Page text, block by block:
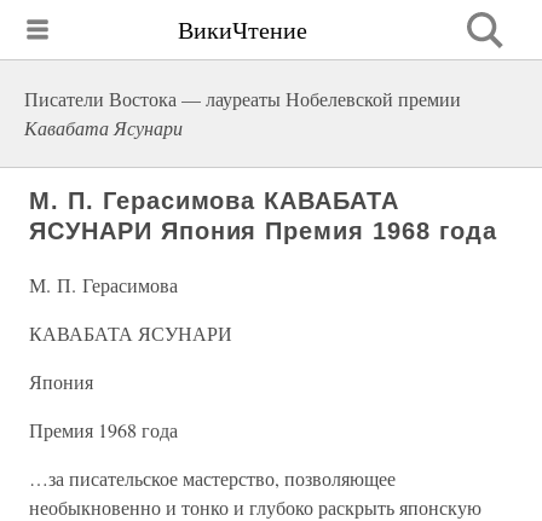
ВикиЧтение
Писатели Востока — лауреаты Нобелевской премии
Кавабата Ясунари
М. П. Герасимова КАВАБАТА
ЯСУНАРИ Япония Премия 1968 года
М. П. Герасимова
КАВАБАТА ЯСУНАРИ
Япония
Премия 1968 года
…за писательское мастерство, позволяющее
необыкновенно и тонко и глубоко раскрыть японскую